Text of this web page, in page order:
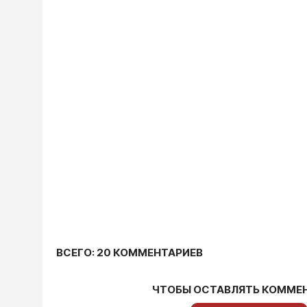
ВСЕГО: 20 КОММЕНТАРИЕВ
ЧТОБЫ ОСТАВЛЯТЬ